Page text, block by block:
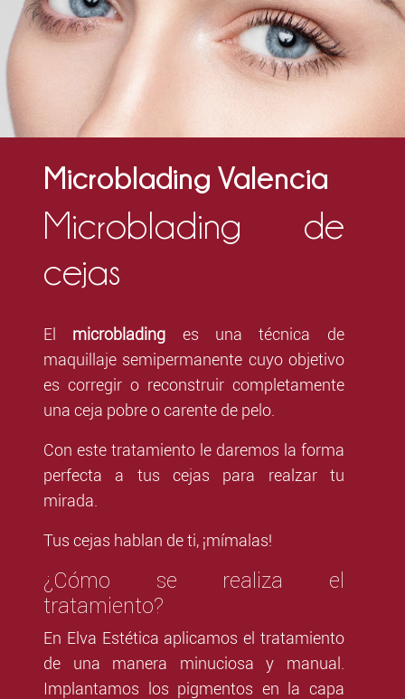
Microblading Valencia
Microblading de
cejas
El microblading es una técnica de
maquillaje semipermanente cuyo objetivo
es corregir o reconstruir completamente
una ceja pobre o carente de pelo.
Con este tratamiento le daremos la forma
perfecta a tus cejas para realzar tu
mirada.
Tus cejas hablan de ti, ¡mímalas!
¿Cómo se realiza el
tratamiento?
En Elva Estética aplicamos el tratamiento
de una manera minuciosa y manual.
Implantamos los pigmentos en la capa